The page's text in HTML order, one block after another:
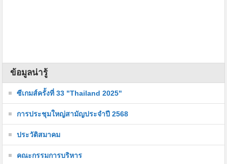
ข้อมูลน่ารู้
ซีเกมส์ครั้งที่ 33 "Thailand 2025"
การประชุมใหญ่สามัญประจำปี 2568
ประวัติสมาคม
คณะกรรมการบริหาร